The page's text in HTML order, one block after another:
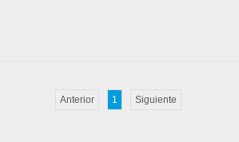
Anterior 1 Siguiente